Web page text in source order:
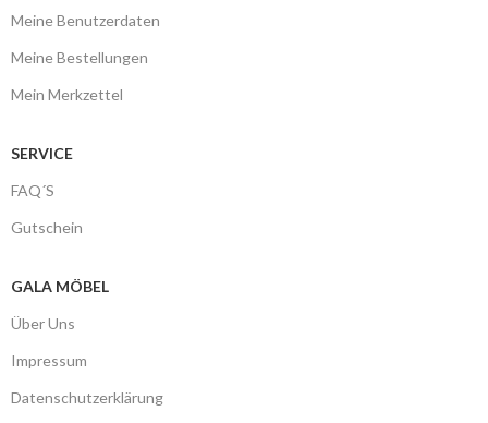
Meine Benutzerdaten
Meine Bestellungen
Mein Merkzettel
SERVICE
FAQ´S
Gutschein
GALA MÖBEL
Über Uns
Impressum
Datenschutzerklärung